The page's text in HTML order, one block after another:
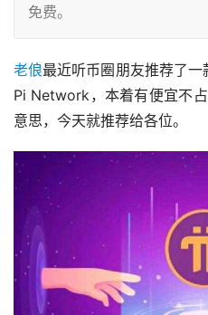
免费。
老俍最近听币圈朋友推荐了
Pi Network，本着有便宜不
意思，今天就推荐给各位。